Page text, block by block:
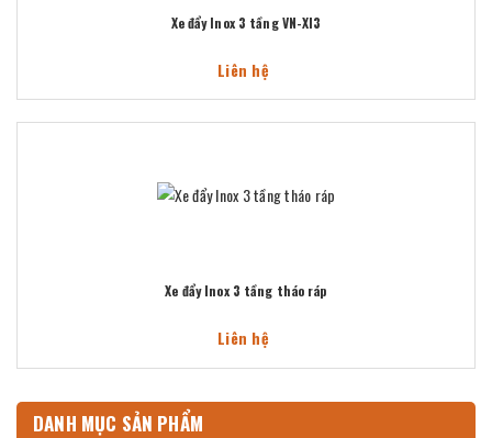
Xe đẩy Inox 3 tầng VN-XI3
Liên hệ
Xe đẩy Inox 3 tầng tháo ráp
Liên hệ
DANH MỤC SẢN PHẨM